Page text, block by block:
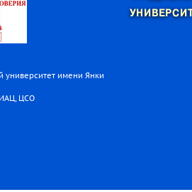
университет имени Янки
ЦСО